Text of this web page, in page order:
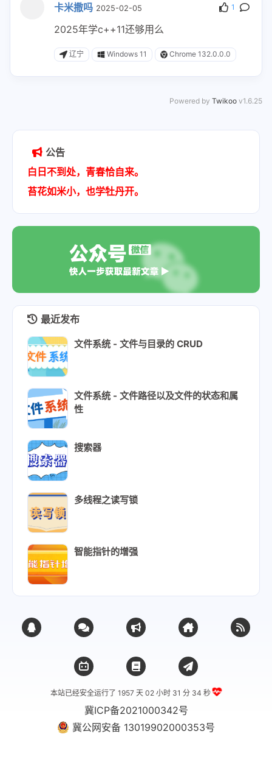
卡米撒吗 2025-02-05 1
2025年学c++11还够用么
辽宁 Windows 11 Chrome 132.0.0.0
Powered by Twikoo v1.6.25
公告
白日不到处，青春恰自来。
苔花如米小，也学牡丹开。
最近发布
文件系统 - 文件与目录的 CRUD
文件系统 - 文件路径以及文件的状态和属
性
搜索器
多线程之读写锁
智能指针的增强
本站已经安全运行了 1957 天 02 小时 31 分 35 秒
冀ICP备2021000342号
冀公网安备 13019902000353号